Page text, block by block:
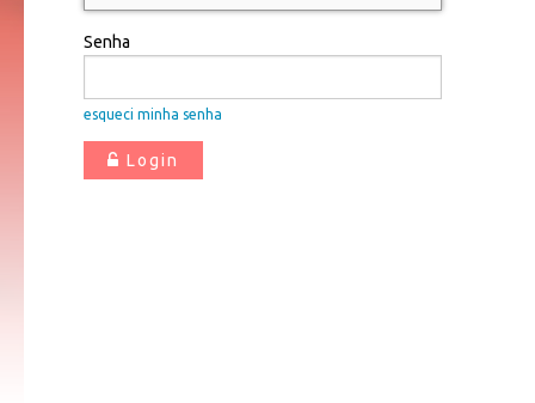
Senha
esqueci minha senha
Login